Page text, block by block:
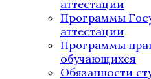
аттестации
Программы
аттестации
Программы
обучающихся
Обязанности